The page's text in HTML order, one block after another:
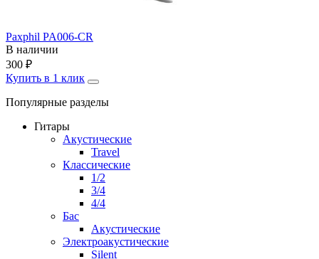
Paxphil PA006-CR
В наличии
300 ₽
Купить в 1 клик
Популярные разделы
Гитары
Акустические
Travel
Классические
1/2
3/4
4/4
Бас
Акустические
Электроакустические
Silent